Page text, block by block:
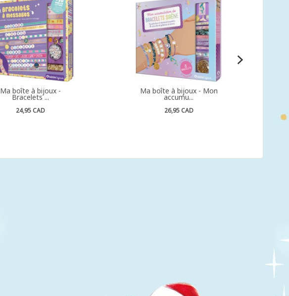
Ma boîte à bijoux -
Bracelets ...
24,95 CAD
Ma boîte à bijoux - Mon
accumu...
26,95 CAD